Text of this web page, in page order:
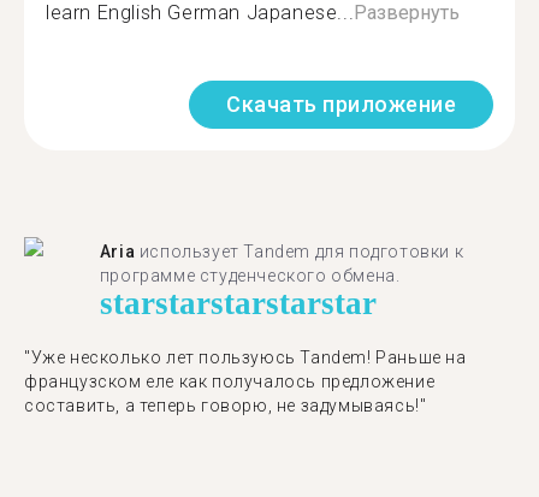
learn English German Japanese...Развернуть
Скачать приложение
Aria использует Tandem для подготовки к
программе студенческого обмена.
starstarstarstarstar
"​​Уже несколько лет пользуюсь Tandem! Раньше на
французском еле как получалось предложение
составить, а теперь говорю, не задумываясь!"